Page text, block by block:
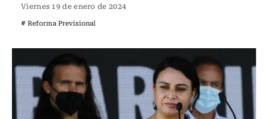
Viernes 19 de enero de 2024
# Reforma Previsional